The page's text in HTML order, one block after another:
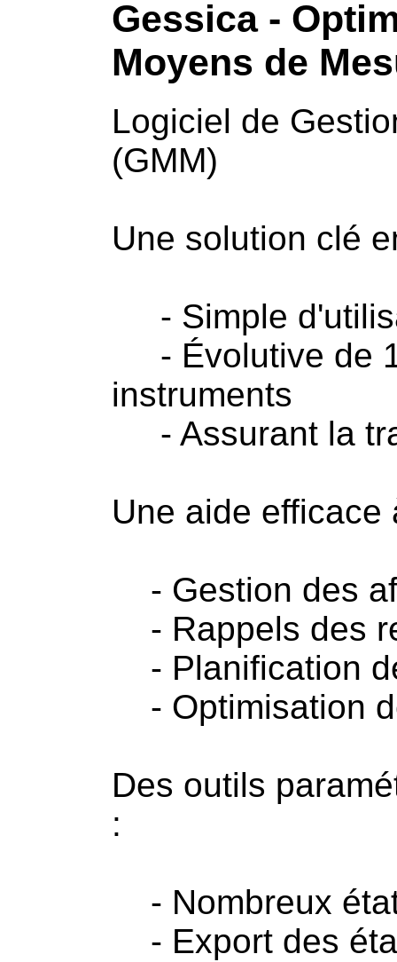
Gessica -
Moyens de
Logiciel de
(GMM)
Une solution clé
- Simple
- Évolutive de
instruments
- Assurant la
Une aide efficace
- Gestion des
- Rappels des
- Planification
- Optimisation
Des outils
:
- Nombreux
- Export des